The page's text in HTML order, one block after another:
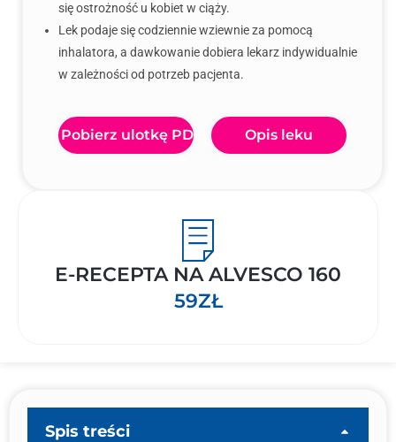
się ostrożność u kobiet w ciąży.
Lek podaje się codziennie wziewnie za pomocą
inhalatora, a dawkowanie dobiera lekarz indywidualnie
w zależności od potrzeb pacjenta.
Pobierz ulotkę PDF Opis leku
E-RECEPTA NA ALVESCO 160
59ZŁ
Spis treści